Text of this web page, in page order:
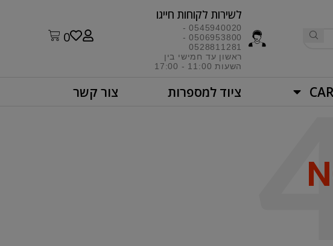
לשירות לקוחות חייגו​
0545940020 -
0506953800 -
0528811281
ראשון עד חמישי בין
השעות 11:00 - 17:00​
0
ציוד למספרות צור קשר